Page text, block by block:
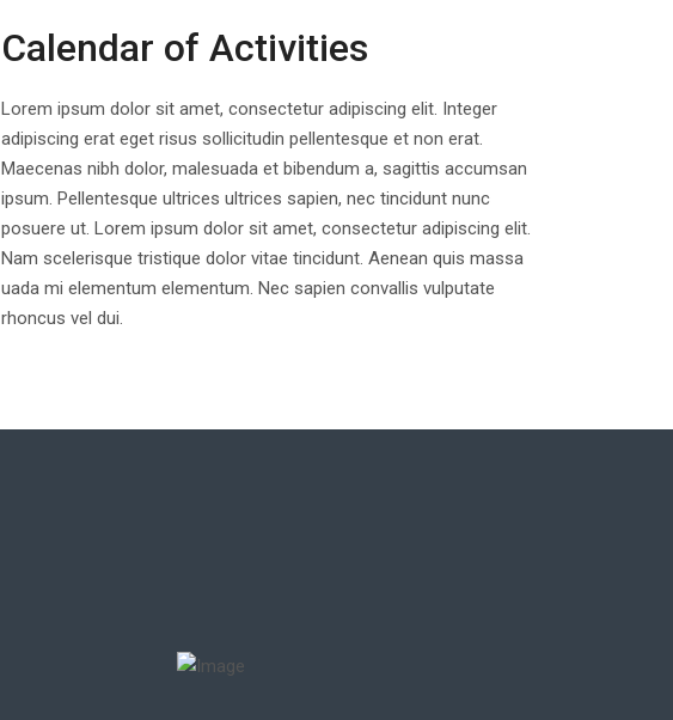
Calendar of Activities
Lorem ipsum dolor sit amet, consectetur adipiscing elit. Integer
adipiscing erat eget risus sollicitudin pellentesque et non erat.
Maecenas nibh dolor, malesuada et bibendum a, sagittis accumsan
ipsum. Pellentesque ultrices ultrices sapien, nec tincidunt nunc
posuere ut. Lorem ipsum dolor sit amet, consectetur adipiscing elit.
Nam scelerisque tristique dolor vitae tincidunt. Aenean quis massa
uada mi elementum elementum. Nec sapien convallis vulputate
rhoncus vel dui.